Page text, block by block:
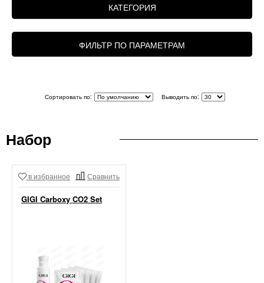
КАТЕГОРИЯ
ФИЛЬТР ПО ПАРАМЕТРАМ
Сортировать по: Выводить по:
Набор
в избранное Сравнить
GIGI Carboxy CO2 Set